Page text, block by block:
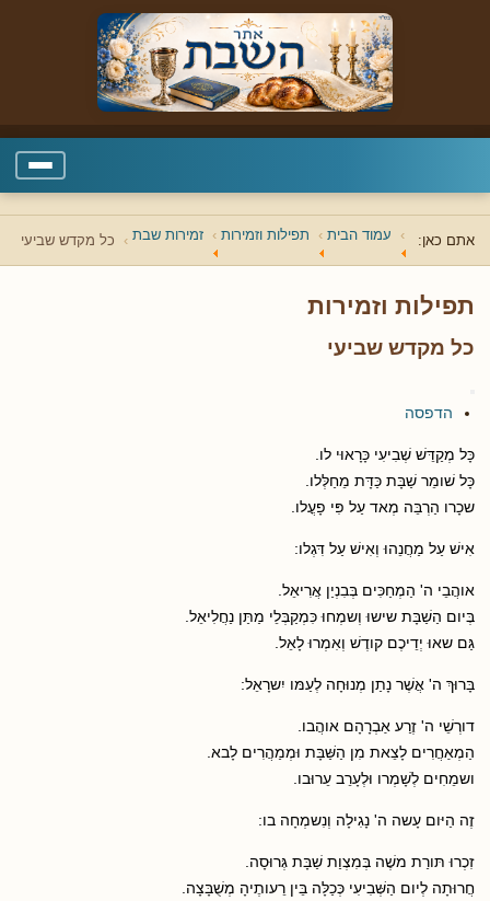
אתם כאן: עמוד הבית תפילות וזמירות זמירות שבת כל מקדש שביעי
תפילות וזמירות
כל מקדש שביעי
הדפסה
כָּל מְקַדֵּשׁ שְׁבִיעִי כָּרָאוּי לו.
כָּל שׁומֵר שַׁבָּת כַּדָּת מֵחַלְּלו.
שכָרו הַרְבֵּה מְאד עַל פִּי פָעֳלו.
אִישׁ עַל מַחֲנֵהוּ וְאִישׁ עַל דִּגְלו:
אוהֲבֵי ה' הַמְחַכִּים בְּבִנְיַן אֲרִיאֵל.
בְּיום הַשַׁבָּת שישוּ וְשמְחוּ כִּמְקַבְּלֵי מַתַּן נַחֲלִיאֵל.
גַּם שאוּ יְדֵיכֶם קודֶשׁ וְאִמְרוּ לָאֵל.
בָּרוּךְ ה' אֲשֶׁר נָתַן מְנוּחָה לְעַמּו יִשרָאֵל:
דורְשֵׁי ה' זֶרַע אַבְרָהָם אוהֲבו.
הַמְאַחֲרִים לָצֵאת מִן הַשַּׁבָּת וּמְמַהֲרִים לָבא.
ושמֵחִים לְשָׁמְרו וּלְעָרֵב עֵרוּבו.
זֶה הַיּום עָשה ה' נָגִילָה וְנִשמְחָה בו:
זִכְרוּ תּורַת משֶׁה בְּמִצְוַת שַׁבָּת גְּרוּסָה.
חֲרוּתָה לְיום הַשְּׁבִיעִי כְּכַלָּה בֵּין רֵעותֶיהָ מְשֻׁבָּצָה.